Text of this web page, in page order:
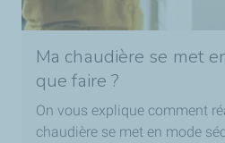
Ma chaudière se met
que faire ?
On vous explique comment
chaudière se met en mode